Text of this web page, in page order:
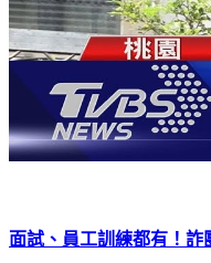
面試、員工訓練都有！